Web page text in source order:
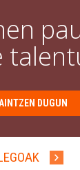
DUGUN